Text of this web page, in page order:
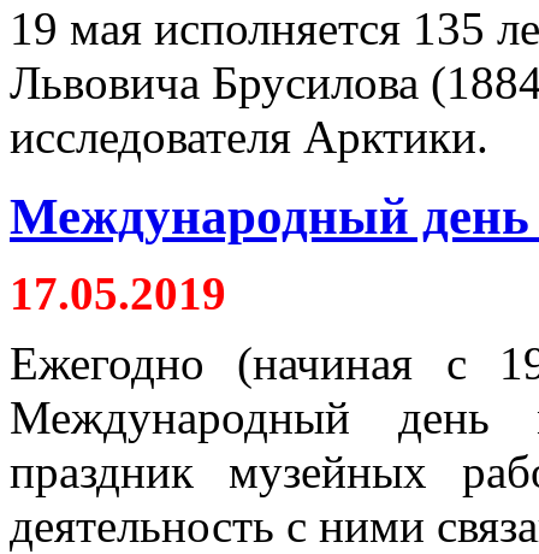
19 мая исполняется 135
Львовича Брусилова
исследователя Арктики.
Международный день
17.05.2019
Ежегодно (начиная с
Международный день
праздник музейных
деятельность с ними